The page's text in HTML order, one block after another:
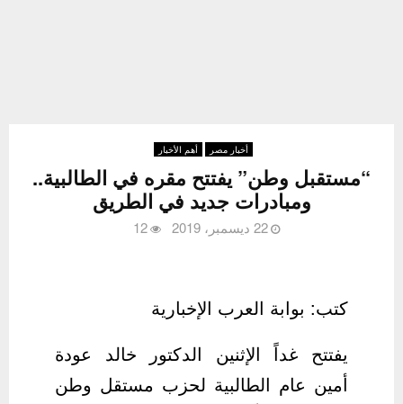
أخبار مصر أهم الأخبار
“مستقبل وطن” يفتتح مقره في الطالبية..
ومبادرات جديد في الطريق
22 ديسمبر، 2019 12
كتب: بوابة العرب الإخبارية
يفتتح غداً الإثنين الدكتور خالد عودة
أمين عام الطالبية لحزب مستقل وطن